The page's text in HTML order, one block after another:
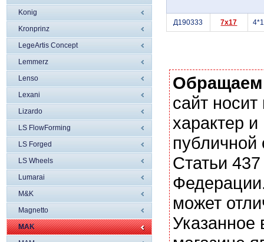
Konig
Kronprinz
LegeArtis Concept
Lemmerz
Lenso
Lexani
Lizardo
LS FlowForming
LS Forged
LS Wheels
Lumarai
M&K
Magnetto
MAK
Д190333 7x17
сайт
характер
Статьи
может